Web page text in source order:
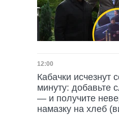
Дата публикации
12:00
Кабачки исчезнут
минуту: добавьте
— и получите
намазку на хлеб